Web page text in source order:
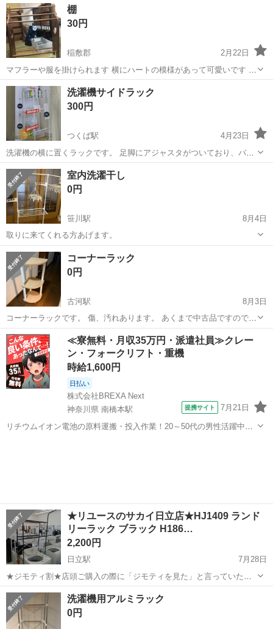
棚
30円
稲敷郡
2月22日
マフラーや服を掛けられます 横にハートの模様があって可愛いです 横
部分に少しスレあり 茨城県稲敷郡辺りでお渡しできる方優先
茨城 稲敷郡 収納家具 ハート
洗濯機サイドラック
300円
つくば駅
4月23日
洗濯機の横に置くラックです。 足脚にアジャスタがついており、パン
をまたいで設置可能です。 10年近く使っていたので、錆び等あります
が、十分使用できる状態です。 ネジ等揃ってますが、付属のスパナが
なく、分解時はラジオ...
茨城 つくば市 つくば駅
室内洗濯干し
0円
笹川駅
8月4日
取りに来てくれる方あげます。
茨城 神栖市 笹川駅 収納家具
コーナーラック
0円
古河駅
8月3日
コーナーラックです。 傷、汚れあります。 あくまで中古品ですのでノ
ークレームノーリターンでお願いします。 サイズは 高さ77cm 幅
29.5cm 奥行29.5cm です。 ■取引条件 こちらの自宅近くまで引き取り
に来てくだ...
茨城 古河市 古河駅 収納家具
≪寮無料・月収35万円・派遣社員≫クレー
ン・フォークリフト・重機
時給1,600円
日払い
株式会社BREXA Next
神奈川県 南橋本駅
提携サイト 7月21日
リチウムイオン電池の原料運搬・投入作業！20～50代の男性活躍中★
★リユースのサカイ日立店★HJ1409 ランド
リーラック ブラック H186…
2,200円
日立駅
7月28日
★ジモティ割★店頭ご購入の際に「ジモティを見た」と言っていただ
くとジモティ限定価格（掲載価格の10%OFF）でご購入が可能です。
ぜひ店頭にてスタッフまでお伝えくださいませ。 ----------------------...
茨城 日立市 日立駅
洗濯機用アルミラック
0円